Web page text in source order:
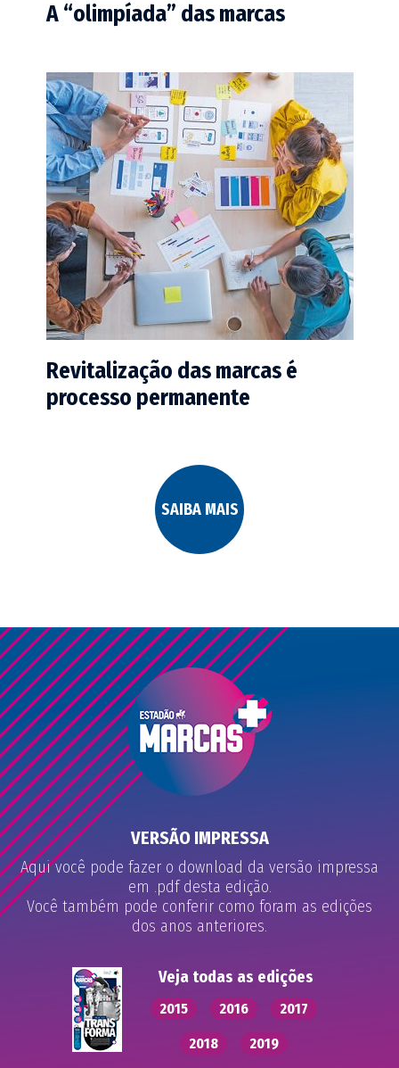
A “olimpíada” das marcas
Revitalização das marcas é
processo permanente
SAIBA MAIS
VERSÃO IMPRESSA
Aqui você pode fazer o download da versão impressa
em .pdf desta edição.
Você também pode conferir como foram as edições
dos anos anteriores.
Veja todas as edições
2015 2016 2017
2018 2019